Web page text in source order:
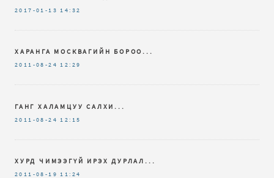
2017-01-13 14:32
ХАРАНГА МОСКВАГИЙН БОРОО...
2011-08-24 12:29
ГАНГ ХАЛАМЦУУ САЛХИ...
2011-08-24 12:15
ХУРД ЧИМЭЭГҮЙ ИРЭХ ДУРЛАЛ...
2011-08-19 11:24